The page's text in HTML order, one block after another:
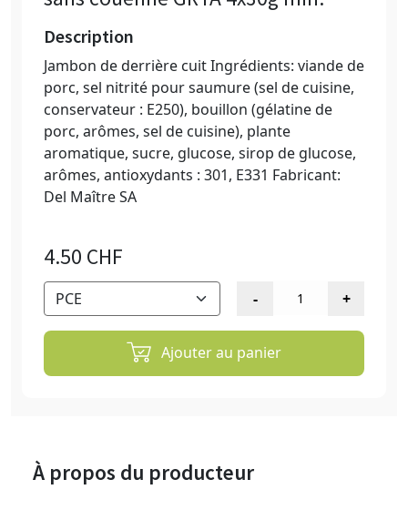
Description
Jambon de derrière cuit Ingrédients: viande de
porc, sel nitrité pour saumure (sel de cuisine,
conservateur : E250), bouillon (gélatine de
porc, arômes, sel de cuisine), plante
aromatique, sucre, glucose, sirop de glucose,
arômes, antioxydants : 301, E331 Fabricant:
Del Maître SA
4.50 CHF
Ajouter au panier
À propos du producteur